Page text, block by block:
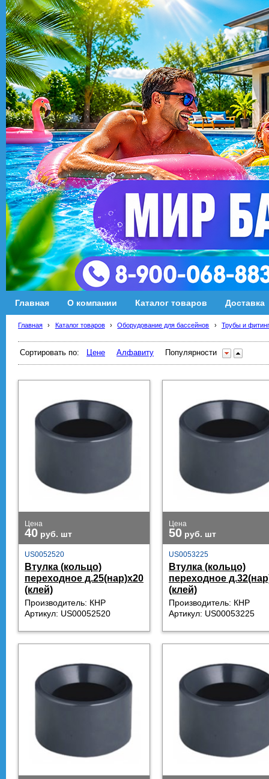
Главная О компании Каталог товаров Доставка
Главная › Каталог товаров › Оборудование для бассейнов › Трубы и
Сортировать по: Цене Алфавиту Популярности
Цена
40 руб. шт
US0052520
Втулка (кольцо)
переходное д.25(нар)х20
(клей)
Производитель: КНР
Артикул: US00052520
Цена
50 руб. шт
US0053225
Втулка (кольцо)
переходное
(клей)
Производитель: КНР
Артикул: US00053225